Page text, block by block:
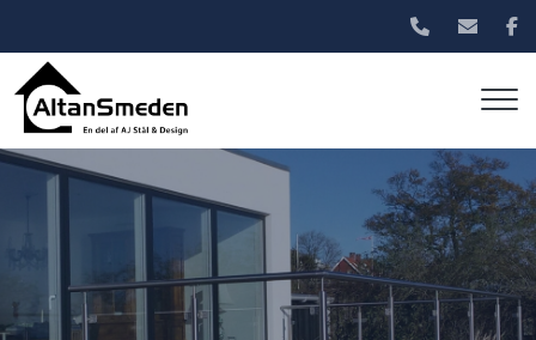
hovedindhold